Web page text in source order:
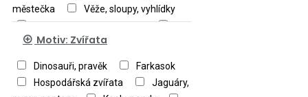
městečka
Věže, sloupy, vyhlídky
Vodní kanály, vodní stavby
Vodní mlýny, větrné mlýny
Motiv: Zvířata
Dinosauři, pravěk
Farkasok
Hospodářská zvířata
Jaguáry,